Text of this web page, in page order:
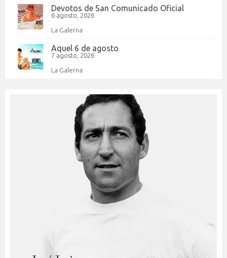
Devotos de San Comunicado Oficial
6 agosto, 2026
La Galerna
Aquel 6 de agosto
7 agosto, 2026
La Galerna